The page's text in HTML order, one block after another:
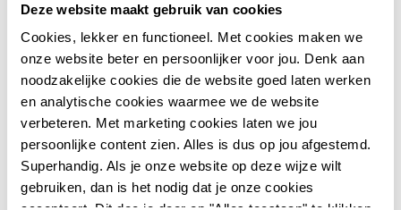
Deze website maakt gebruik van cookies
Cookies, lekker en functioneel. Met cookies maken we
onze website beter en persoonlijker voor jou. Denk aan
noodzakelijke cookies die de website goed laten werken
en analytische cookies waarmee we de website
verbeteren. Met marketing cookies laten we jou
persoonlijke content zien. Alles is dus op jou afgestemd.
Superhandig. Als je onze website op deze wijze wilt
gebruiken, dan is het nodig dat je onze cookies